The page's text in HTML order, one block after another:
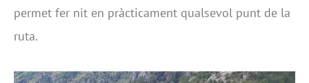
permet fer nit en pràcticament qualsevol punt de la
ruta.